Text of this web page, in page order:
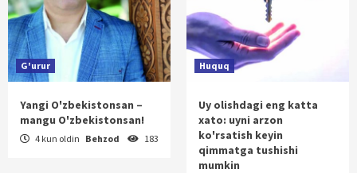
G'urur
Yangi O'zbekistonsan –
mangu O'zbekistonsan!
4 kun oldin Behzod 183
Huquq
Uy olishdagi eng katta
xato: uyni arzon
ko'rsatish keyin
qimmatga tushishi
mumkin